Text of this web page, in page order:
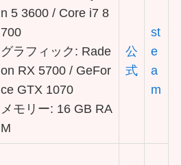
n 5 3600 / Core i7 8
700
グラフィック: Rade
on RX 5700 / GeFor
ce GTX 1070
メモリー: 16 GB RA
M
公
式
st
e
a
m